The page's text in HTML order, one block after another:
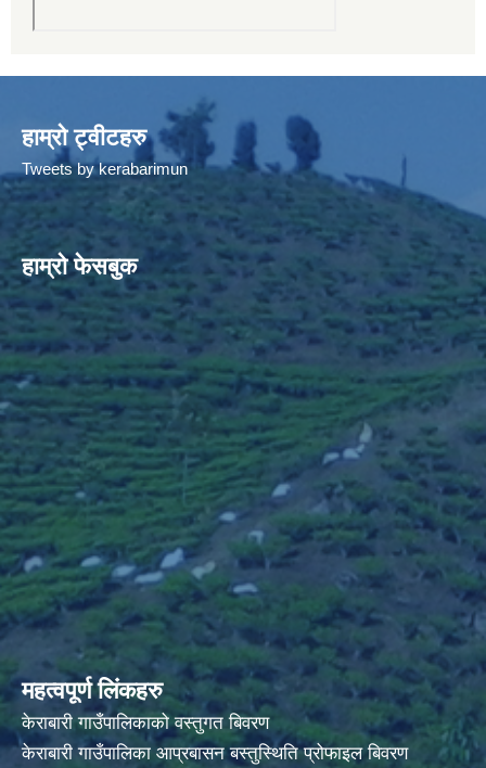
हाम्रो ट्वीटहरु
Tweets by kerabarimun
हाम्रो फेसबुक
महत्वपूर्ण लिंकहरु
केराबारी गाउँपालिकाको वस्तुगत बिवरण
केराबारी गाउँपालिका आप्रबासन बस्तुस्थिति प्रोफाइल बिवरण